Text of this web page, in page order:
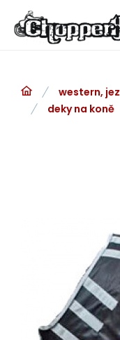
western,
deky na koně